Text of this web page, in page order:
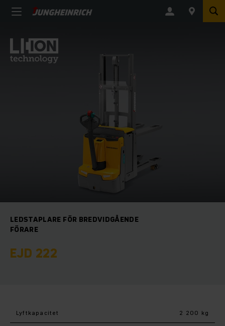
LEDSTAPLARE FÖR BREDVIDGÅENDE
FÖRARE
EJD 222
Lyftkapacitet 2 200 kg